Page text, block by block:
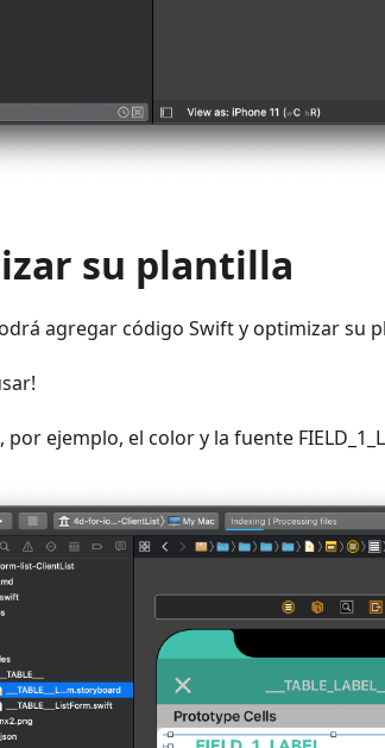
su plantilla
agregar código Swift y optimizar su
por ejemplo, el color y la fuente